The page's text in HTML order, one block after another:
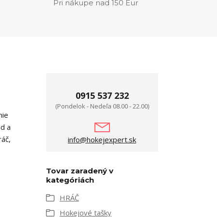
Pri nákupe nad 150 Eur
a
0915 537 232
(Pondelok - Nedeľa 08.00 - 22.00)
info@hokejexpert.sk
Tovar zaradený v
kategóriách
HRÁČ
Hokejové tašky